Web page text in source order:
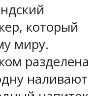
который
миру.
разделена
наливают